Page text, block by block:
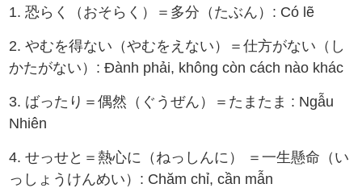
1. 恐らく（おそらく）＝多分（たぶん）: Có lẽ
2. やむを得ない（やむをえない）＝仕方がない（し
かたがない）: Đành phải, không còn cách nào khác
3. ばったり＝偶然（ぐうぜん）＝たまたま : Ngẫu
Nhiên
4. せっせと＝熱心に（ねっしんに） ＝一生懸命（い
っしょうけんめい）: Chăm chỉ, cần mẫn